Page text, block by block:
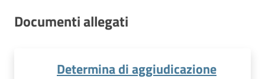
Documenti allegati
Determina di aggiudicazione